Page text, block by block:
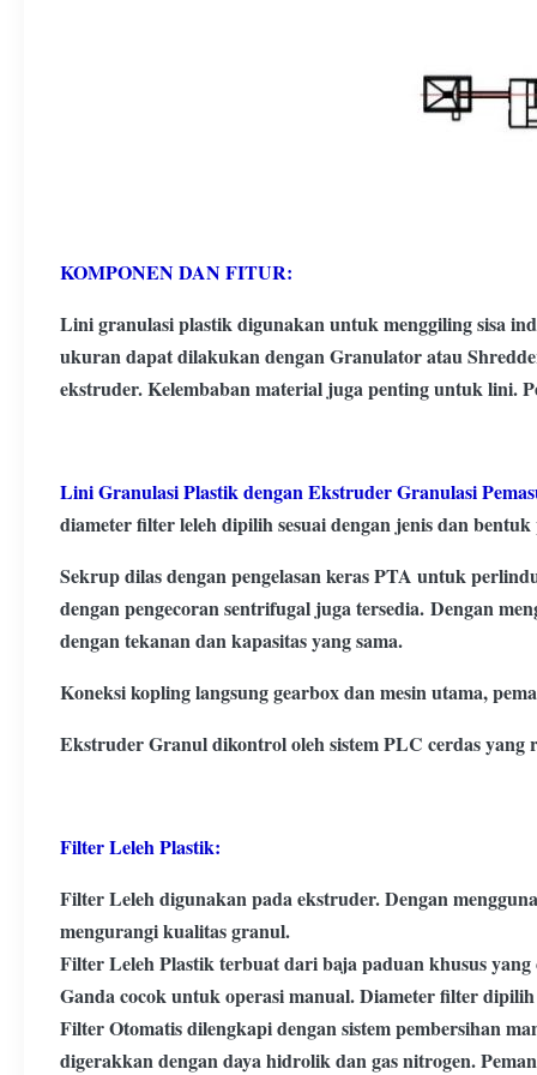
KOMPONEN DAN FITUR:
Lini granulasi plastik digunakan untuk menggiling sisa
ukuran dapat dilakukan dengan Granulator atau
ekstruder. Kelembaban material juga penting untuk lini.
Lini Granulasi Plastik dengan Ekstruder Granulasi
diameter filter leleh dipilih sesuai dengan jenis dan
Sekrup dilas dengan pengelasan keras PTA untuk
dengan pengecoran sentrifugal juga tersedia. Dengan
dengan tekanan dan kapasitas yang sama.
Koneksi kopling langsung gearbox dan mesin utama,
Ekstruder Granul dikontrol oleh sistem PLC cerdas yang
Filter Leleh Plastik:
Filter Leleh digunakan pada ekstruder. Dengan
mengurangi kualitas granul.
Filter Leleh Plastik terbuat dari baja paduan khusus
Ganda cocok untuk operasi manual. Diameter filter
Filter Otomatis dilengkapi dengan sistem pembersihan
digerakkan dengan daya hidrolik dan gas nitrogen.